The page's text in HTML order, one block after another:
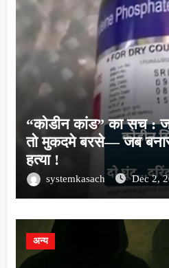
“कोडीन कांड” का सच :
तो मुकदमे बरसे— जब
हत्या !
systemkasach Dec 2,
अन्य